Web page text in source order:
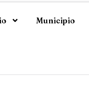
Municipio